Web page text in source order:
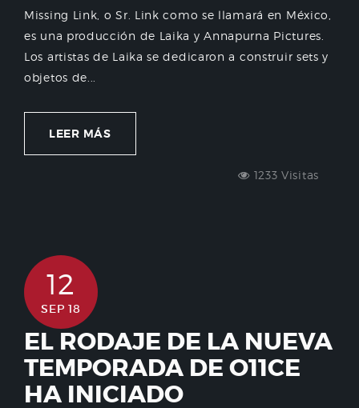
Missing Link, o Sr. Link como se llamará en México,
es una producción de Laika y Annapurna Pictures.
Los artistas de Laika se dedicaron a construir sets y
objetos de...
LEER MÁS
1233 Visitas
12
SEP 18
EL RODAJE DE LA NUEVA
TEMPORADA DE O11CE
HA INICIADO